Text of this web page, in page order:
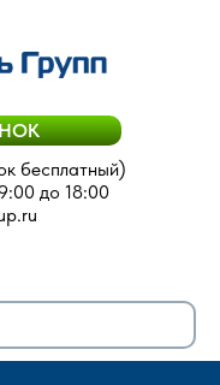
бесплатный)
до 18:00